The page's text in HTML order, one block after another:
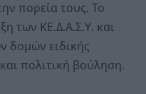
πορεία τους. Το
των ΚΕ.Δ.Α.Σ.Υ. και
δομών ειδικής
πολιτική βούληση.